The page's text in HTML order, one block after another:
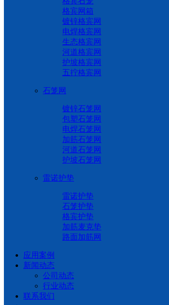
格宾网箱
镀锌格宾网
电焊格宾网
生态格宾网
河道格宾网
护坡格宾网
五拧格宾网
石笼网
镀锌石笼网
包塑石笼网
电焊石笼网
加筋石笼网
河道石笼网
护坡石笼网
雷诺护垫
雷诺护垫
石笼护垫
格宾护垫
加筋麦克垫
路面加筋网
应用案例
新闻动态
公司动态
行业动态
联系我们